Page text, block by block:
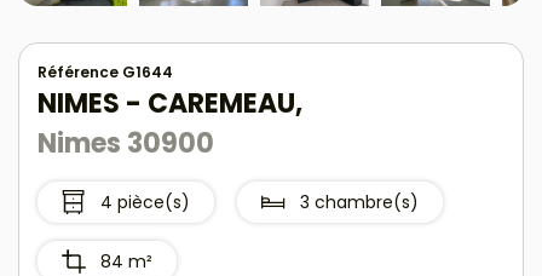
Référence G1644
NIMES - CAREMEAU,
Nimes 30900
4 pièce(s) 3 chambre(s)
84 m²